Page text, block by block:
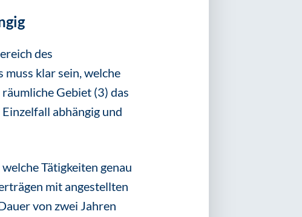
des
klar sein, welche
Gebiet (3) das
abhängig und
Tätigkeiten genau
mit angestellten
von zwei Jahren